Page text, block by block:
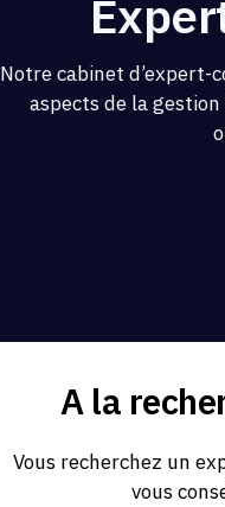
Notre cabinet d’expert-
aspects de la
A la
Vous recherchez un
vous